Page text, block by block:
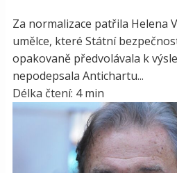
Za normalizace patřila Helena
umělce, které Státní
opakovaně předvolávala k
nepodepsala Antichartu...
Délka čtení: 4 min